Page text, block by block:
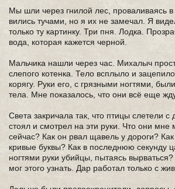
Мы шли через гнилой лес, проваливаясь
вились тучами, но я их не замечал. Я
только ту картинку. Три пня. Лодка.
вода, которая кажется черной.
Мальчика нашли через час. Михалыч
слепого котенка. Тело всплыло и
корягу. Руки его, с грязными ногтями,
тела. Мне показалось, что они всё еще
Света закричала так, что птицы слетели с
стоял и смотрел на эти руки. Что они мне
сейчас? Как он рвал щавель у дороги?
кривые буквы? Как в последнюю секунду
ногтями руки убийцы, пытаясь
мог этого узнать. Дар работал только с